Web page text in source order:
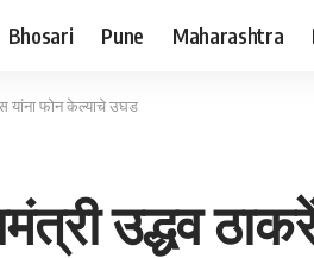
Bhosari Pune Maharashtra
यांना फोन केल्याचे उघड
उद्धव